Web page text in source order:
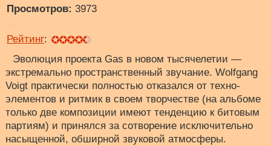
Просмотров: 3973
Рейтинг:
Эволюция проекта Gas в новом тысячелетии —
экстремально пространственный звучание. Wolfgang
Voigt практически полностью отказался от техно-
элементов и ритмик в своем творчестве (на альбоме
только две композиции имеют тенденцию к битовым
партиям) и принялся за сотворение исключительно
насыщенной, обширной звуковой атмосферы.